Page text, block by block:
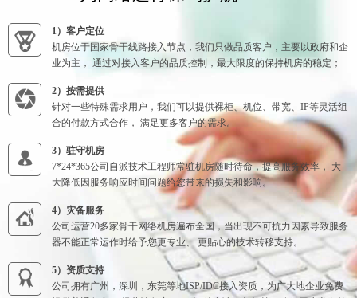
1）客户定位
机房位于国家骨干线路接入节点，我们只做品质客户，主要以政府和企
业为主， 通过对接入客户的品质控制，最大限度的保持机房的稳定；
2）按需提供
针对一些特殊需求用户，我们可以提供裸柜、机位、带宽、IP等灵活组
合的付款方式合作， 满足更多客户的需求。
3）驻守机房
7*24*365公司自派技术工程师常驻机房随时待命，提高服务效率， 大
大降低因服务响应时间问题给您带来的损失和影响。
4）灾备服务
公司运营20多家骨干网络机房遍布全国，当出现不可抗力因素导致服务
器不能正常运作时给予您更专业、 更贴心的技术转移支持。
5）资质支持
公司拥有广州，深圳，东莞等地ISP/IDC接入资质，为广大地企业免费